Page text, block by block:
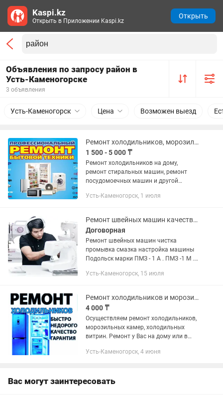
Объявления по запросу район в
Усть-Каменогорске
3 объявления
Усть-Каменогорск Цена Возможен выезд
Ремонт холодильников, морозильников на дому
1 500 - 5 000 ₸
Ремонт холодильников на дому,
ремонт стиральных машин, ремонт
посудомоечных машин и другой
и по ВКО. Выезд мастера по ремонту в
Усть-Каменогорск, 1 июля
Ремонт швейных машин качественно и профессионально . На вызов не выезжаю .
Договорная
Ремонт швейных машин чистка
промывка смазка настройка машины
Подольск марки ПМЗ - 1 А . ПМЗ -1 М .
Чайка - 132 М. Чайка - 142 М . Мальва
Усть-Каменогорск, 15 июля
Ремонт холодильников и морозилок! Без выходных! 24/7!
4 000 ₸
Осуществляем ремонт холодильников,
морозильных камер, холодильных
витрин. Ремонт у Вас на дому или в
мастера. Выезд мастера и диагностика
Усть-Каменогорск, 4 июня
Вас могут заинтересовать
Kaspi.kz
Открыть в Приложении Kaspi.kz
Открыть